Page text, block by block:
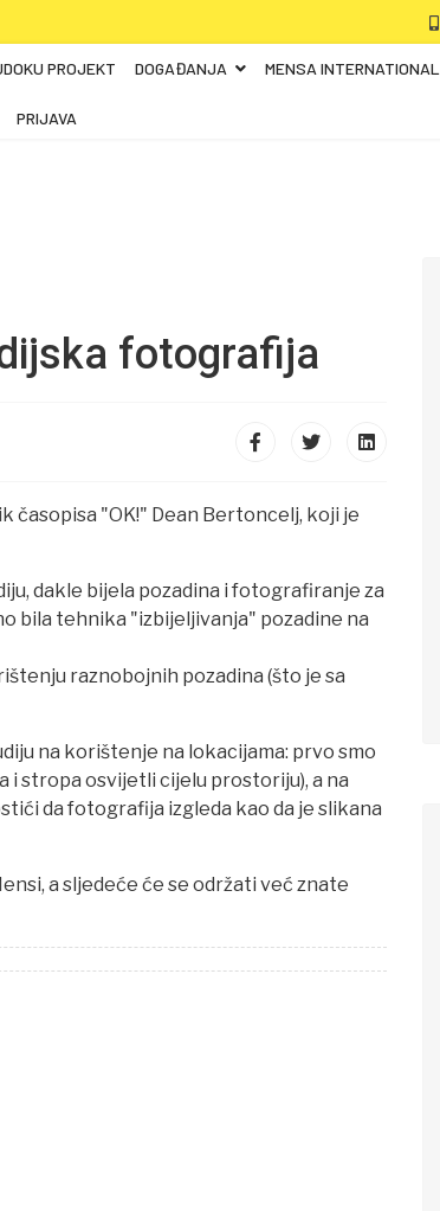
PROJEKT DOGAĐANJA MENSA INTERNATIONAL
PRIJAVA
fotografija
časopisa "OK!" Dean Bertoncelj, koji je
dakle bijela pozadina i fotografiranje za
bila tehnika "izbijeljivanja" pozadine na
raznobojnih pozadina (što je sa
na korištenje na lokacijama: prvo smo
i stropa osvijetli cijelu prostoriju), a na
da fotografija izgleda kao da je slikana
a sljedeće će se održati već znate